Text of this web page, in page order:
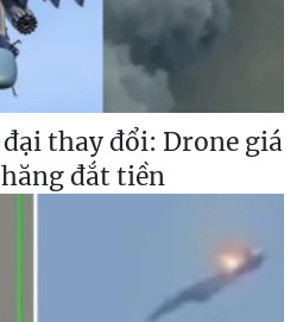
thay đổi: Drone giá
đắt tiền